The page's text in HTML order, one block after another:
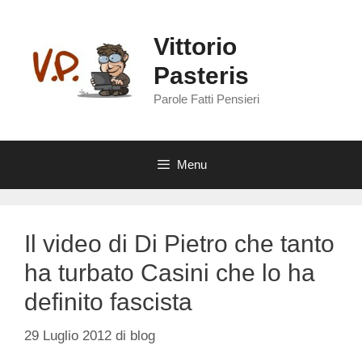
contenuto
Vittorio
Pasteris
Parole Fatti Pensieri
Menu
Il video di Di Pietro che tanto
ha turbato Casini che lo ha
definito fascista
29 Luglio 2012 di blog